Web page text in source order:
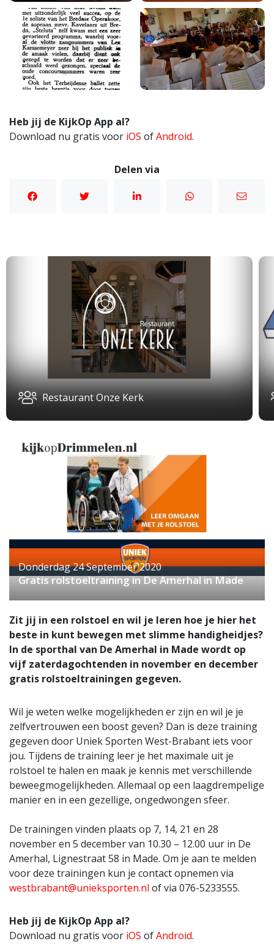
Heb jij de KijkOp App al?
Download nu gratis voor iOS ofAndroid.
Delen via
Restaurant Onze Kerk
Donderdag 24 September 2020
Gratis rolstoeltraining in De Amerhal in Made
Zit jij in een rolstoel en wil je leren hoe je hier het
beste in kunt bewegen met slimme handigheidjes?
In de sporthal van De Amerhal in Made wordt op
vijf zaterdagochtenden in november en december
gratis rolstoeltrainingen gegeven.
Wil je weten welke mogelijkheden er zijn en wil je je
zelfvertrouwen een boost geven? Dan is deze training
gegeven door Uniek Sporten West-Brabant iets voor
jou. Tijdens de training leer je het maximale uit je
rolstoel te halen en maak je kennis met verschillende
beweegmogelijkheden. Allemaal op een laagdrempelige
manier en in een gezellige, ongedwongen sfeer.
De trainingen vinden plaats op 7, 14, 21 en 28
november en 5 december van 10.30 – 12.00 uur in De
Amerhal, Lignestraat 58 in Made. Om je aan te melden
voor deze trainingen kun je contact opnemen via
westbrabant@unieksporten.nl of via 076-5233555.
Heb jij de KijkOp App al?
Download nu gratis voor iOS ofAndroid.